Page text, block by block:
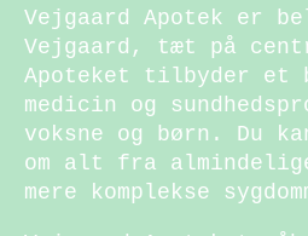
Vejgaard Apotek er
Vejgaard, tæt på
Apoteket tilbyder et
medicin og
voksne og børn. Du
om alt fra
mere komplekse